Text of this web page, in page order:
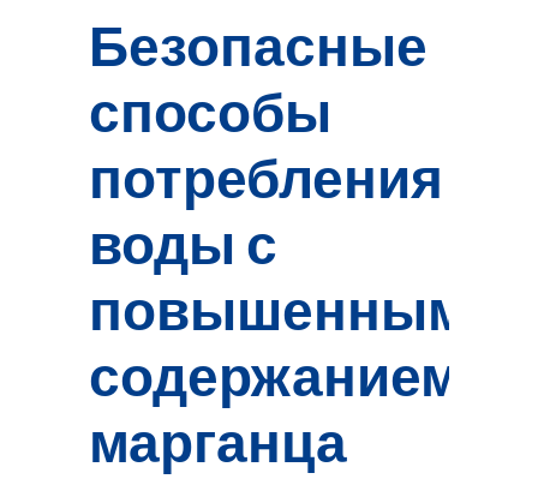
Безопасные
способы
потребления
воды с
повышенным
содержанием
марганца